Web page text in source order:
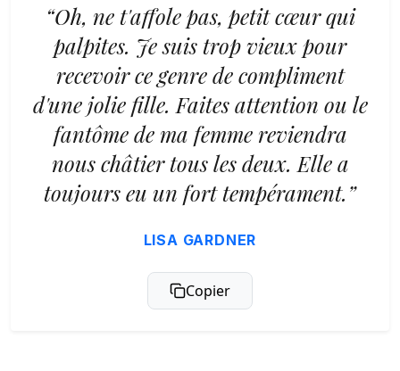
“Oh, ne t'affole pas, petit cœur qui
palpites. Je suis trop vieux pour
recevoir ce genre de compliment
d'une jolie fille. Faites attention ou le
fantôme de ma femme reviendra
nous châtier tous les deux. Elle a
toujours eu un fort tempérament.”
LISA GARDNER
Copier